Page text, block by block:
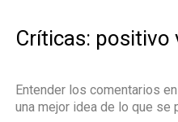
Críticas: positivo
Entender los comentarios
una mejor idea de lo que se